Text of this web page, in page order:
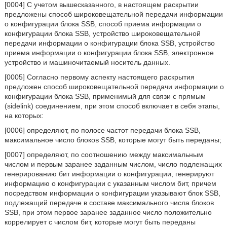
[0004] С учетом вышесказанного, в настоящем раскрытии
предложены способ широковещательной передачи информации
о конфигурации блока SSB, способ приема информации о
конфигурации блока SSB, устройство широковещательной
передачи информации о конфигурации блока SSB, устройство
приема информации о конфигурации блока SSB, электронное
устройство и машиночитаемый носитель данных.
[0005] Согласно первому аспекту настоящего раскрытия
предложен способ широковещательной передачи информации о
конфигурации блока SSB, применимый для связи с прямым
(sidelink) соединением, при этом способ включает в себя этапы,
на которых:
[0006] определяют, по полосе частот передачи блока SSB,
максимальное число блоков SSB, которые могут быть переданы;
[0007] определяют, по соотношению между максимальным
числом и первым заранее заданным числом, число подлежащих
генерированию бит информации о конфигурации, генерируют
информацию о конфигурации с указанным числом бит, причем
посредством информации о конфигурации указывают блок SSB,
подлежащий передаче в составе максимального числа блоков
SSB, при этом первое заранее заданное число положительно
коррелирует с числом бит, которые могут быть переданы